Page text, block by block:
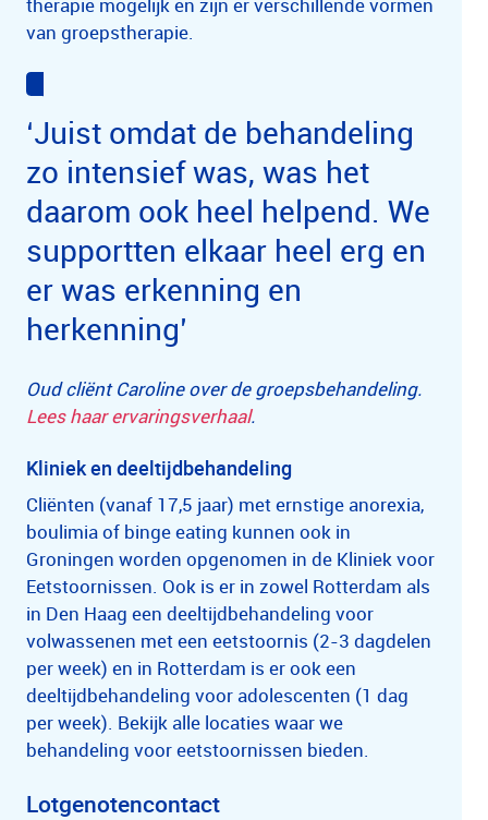
van groepstherapie.
‘Juist omdat de behandeling
zo intensief was, was het
daarom ook heel helpend. We
supportten elkaar heel erg en
er was erkenning en
herkenning’
Oud cliënt Caroline over de groepsbehandeling.
Lees haar ervaringsverhaal.
Kliniek en deeltijdbehandeling
Cliënten (vanaf 17,5 jaar) met ernstige anorexia,
boulimia of binge eating kunnen ook in
Groningen worden opgenomen in de Kliniek voor
Eetstoornissen. Ook is er in zowel Rotterdam als
in Den Haag een deeltijdbehandeling voor
volwassenen met een eetstoornis (2-3 dagdelen
per week) en in Rotterdam is er ook een
deeltijdbehandeling voor adolescenten (1 dag
per week). Bekijk alle locaties waar we
behandeling voor eetstoornissen bieden.
Lotgenotencontact